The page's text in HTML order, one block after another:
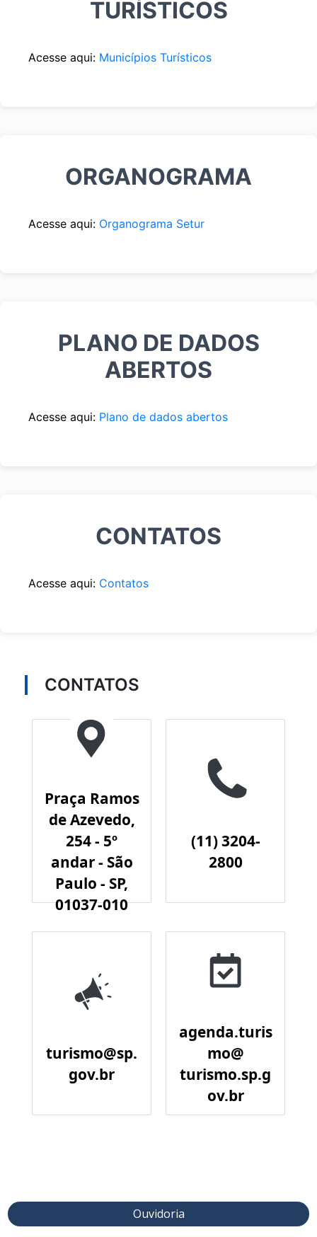
TURÍSTICOS
Acesse aqui: Municípios Turísticos
ORGANOGRAMA
Acesse aqui: Organograma Setur
PLANO DE DADOS
ABERTOS
Acesse aqui: Plano de dados abertos
CONTATOS
Acesse aqui: Contatos
CONTATOS
Praça Ramos
de Azevedo,
254 - 5º
andar - São
Paulo - SP,
01037-010
(11) 3204-
2800
turismo@sp.
gov.br
agenda.turis
mo@
turismo.sp.g
ov.br
Ouvidoria